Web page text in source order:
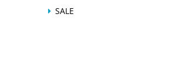
SALE